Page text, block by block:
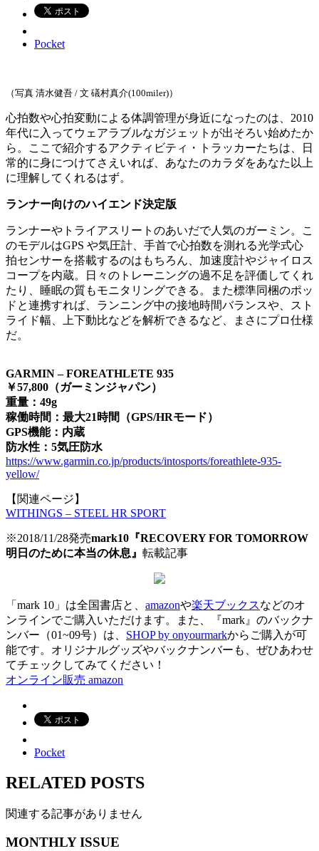
Pocket
（写真 清水健吾 / 文 礒村真介(100miler)）
心拍数や心拍変動による体調管理が身近になったのは、2010
年代に入ってウェアラブルなガジェットが出そろい始めたか
ら。ここで紹介するアクティビティ・トラッカーたちは、日
常的に身につけてさえいれば、あなたのカラダをあなた以上
に理解してくれるはず。
ランナー向けのハイエンド決定版
ランナーやトライアスリートのあいだで人気のガーミン。こ
のモデルはGPS や気圧計、手首で心拍数を測れる光学式心
拍センサーを搭載するのはもちろん、加速度計やジャイロス
コープを内蔵。日々のトレーニングの過不足を評価してくれ
たり、睡眠の質もモニタリングできる。また標準同梱のポッ
ドと連携すれば、ランニング中の接地時間バランスや、スト
ライド幅、上下動比などを解析できるなど、まさにプロ仕様
だ。
GARMIN – FOREATHLETE 935
￥57,800（ガーミンジャパン）
重量：49g
稼働時間：最大21時間（GPS/HRモード）
GPS機能：内蔵
防水性：5気圧防水
https://www.garmin.co.jp/products/intosports/foreathlete-935-
yellow/
【関連ページ】
WITHINGS – STEEL HR SPORT
※2018/11/28発売mark10『RECOVERY FOR TOMORROW
明日のために本当の休息』 転載記事
「mark 10」は全国書店と、 amazonや楽天ブックスなどのオ
ンラインでご購入いただけます。また、『mark』のバックナ
ンバー（01~09号）は、 SHOP by onyourmarkからご購入が可
能です。オリジナルグッズやバックナンバーも、ぜひあわせ
てチェックしてみてください！
オンライン販売 amazon
Pocket
RELATED POSTS
関連する記事がありません
MONTHLY ISSUE